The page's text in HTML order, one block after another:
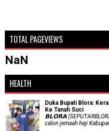
TOTAL PAGEVIEWS
NaN
HEALTH
Duka Bupati Blora:
Ke Tanah Suci
𝗕𝗟𝗢𝗥𝗔
calon jemaah haji